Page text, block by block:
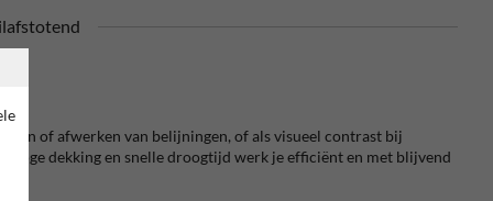
of afwerken van belijningen, of als visueel contrast bij
hoge dekking en snelle droogtijd werk je efficiënt en met blijvend